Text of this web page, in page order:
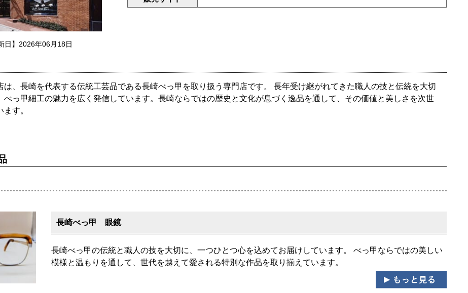
日】2026年06月18日
は、長崎を代表する伝統工芸品である長崎べっ甲を取り扱う専門店です。 長年受け継がれてきた職人の技と伝統を大切
べっ甲細工の魅力を広く発信しています。長崎ならではの歴史と文化が息づく逸品を通して、その価値と美しさを次世
す。
長崎べっ甲 眼鏡
長崎べっ甲の伝統と職人の技を大切に、一つひとつ心を込めてお届けしています。 べっ甲ならではの美しい
模様と温もりを通して、世代を越えて愛される特別な作品を取り揃えています。